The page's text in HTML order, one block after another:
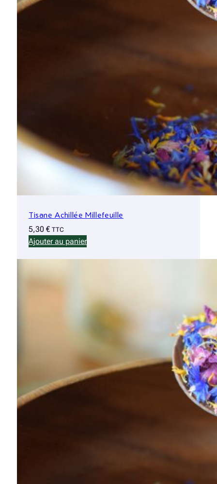
Tisane Achillée Millefeuille
5,30 € TTC
Ajouter au panier